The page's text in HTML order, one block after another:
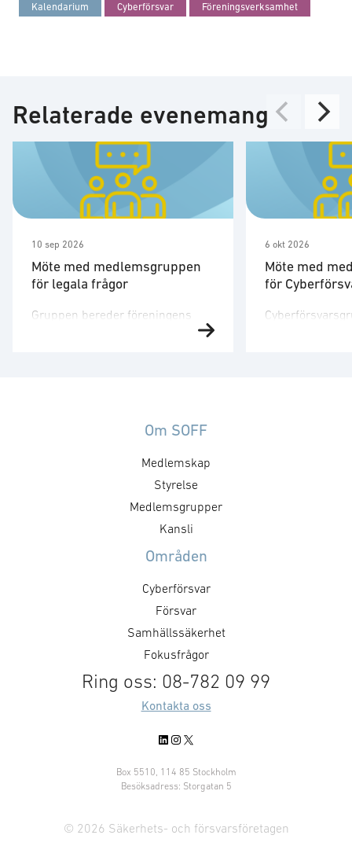
Kalendarium Cyberförsvar Föreningsverksamhet
Relaterade evenemang
10 sep 2026
Möte med medlemsgruppen
för legala frågor
Gruppen bereder föreningens
yttrande i frågor av legal karaktär
och kallelse sänds ut av kansliet.
För mer information, vänligen
kontakta Norea Normelli
6 okt 2026
Möte med
för
Om SOFF
Medlemskap
Styrelse
Medlemsgrupper
Kansli
Områden
Cyberförsvar
Försvar
Samhällssäkerhet
Fokusfrågor
Ring oss: 08-782 09 99
Kontakta oss
LinkedIn
Instagram
X
Box 5510, 114 85 Stockholm
Besöksadress: Storgatan 5
© 2026 Säkerhets- och försvarsföretagen